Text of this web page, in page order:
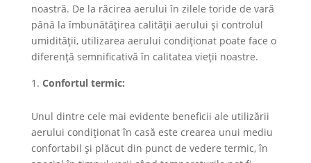
noastră. De la răcirea aerului în zilele toride de vară
până la îmbunătățirea calității aerului și controlul
umidității, utilizarea aerului condiționat poate face o
diferență semnificativă în calitatea vieții noastre.
Confortul termic:
Unul dintre cele mai evidente beneficii ale utilizării
aerului condiționat în casă este crearea unui mediu
confortabil și plăcut din punct de vedere termic, în